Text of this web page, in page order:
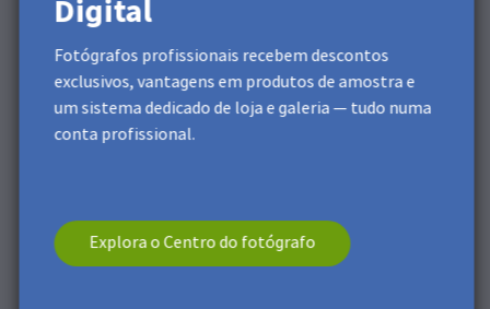
Digital
Fotógrafos profissionais recebem descontos
exclusivos, vantagens em produtos de amostra e
um sistema dedicado de loja e galeria — tudo numa
conta profissional.
Explora o Centro do fotógrafo